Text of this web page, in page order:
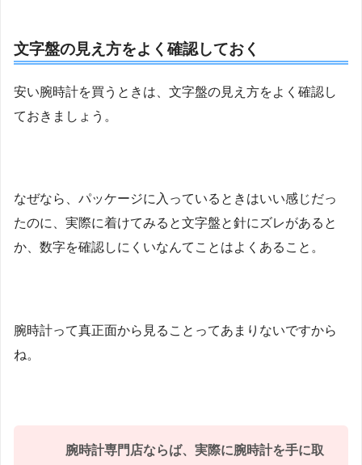
文字盤の見え方をよく確認しておく
安い腕時計を買うときは、文字盤の見え方をよく確認し
ておきましょう。
なぜなら、パッケージに入っているときはいい感じだっ
たのに、実際に着けてみると文字盤と針にズレがあると
か、数字を確認しにくいなんてことはよくあること。
腕時計って真正面から見ることってあまりないですから
ね。
腕時計専門店ならば、実際に腕時計を手に取